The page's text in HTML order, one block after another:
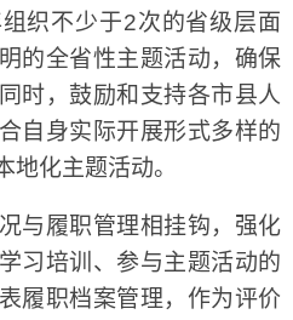
织不少于2次的省级层面
的全省性主题活动，确保
时，鼓励和支持各市县人
自身实际开展形式多样的
地化主题活动。
履职管理相挂钩，强化
习培训、参与主题活动的
履职档案管理，作为评价